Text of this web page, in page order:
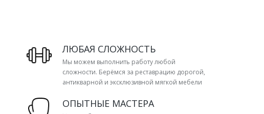
ЛЮБАЯ СЛОЖНОСТЬ
Мы можем выполнить работу любой
сложности. Берёмся за реставрацию дорогой,
антикварной и эксклюзивной мягкой мебели
ОПЫТНЫЕ МАСТЕРА